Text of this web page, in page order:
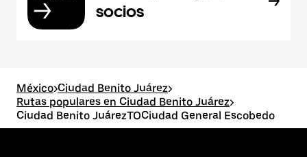
socios
México>Ciudad Benito Juárez>
Rutas populares en Ciudad Benito Juárez>
Ciudad Benito JuárezTOCiudad General Escobedo